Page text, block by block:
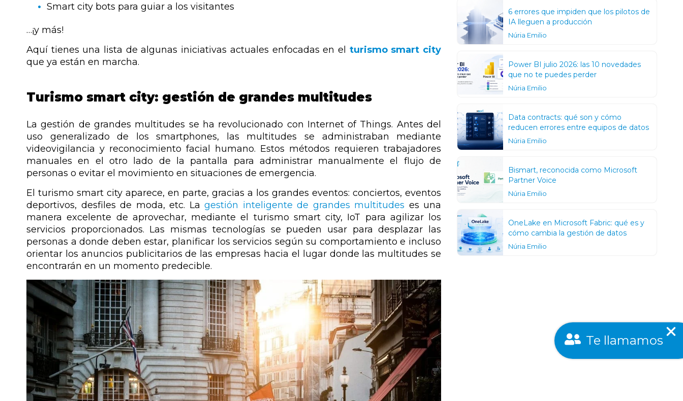
Smart city bots para guiar a los visitantes
…¡y más!
Aquí tienes una lista de algunas iniciativas actuales enfocadas en el turismo smart city
que ya están en marcha.
Turismo smart city: gestión de grandes multitudes
La gestión de grandes multitudes se ha revolucionado con Internet of Things. Antes del
uso generalizado de los smartphones, las multitudes se administraban mediante
videovigilancia y reconocimiento facial humano. Estos métodos requieren trabajadores
manuales en el otro lado de la pantalla para administrar manualmente el flujo de
personas o evitar el movimiento en situaciones de emergencia.
El turismo smart city aparece, en parte, gracias a los grandes eventos: conciertos, eventos
deportivos, desfiles de moda, etc. Lagestión inteligente de grandes multitudes es una
manera excelente de aprovechar, mediante el turismo smart city, IoT para agilizar los
servicios proporcionados. Las mismas tecnologías se pueden usar para desplazar las
personas a donde deben estar, planificar los servicios según su comportamiento e incluso
orientar los anuncios publicitarios de las empresas hacia el lugar donde las multitudes se
encontrarán en un momento predecible.
6 errores que impiden que los pilotos de
IA lleguen a producción
Núria Emilio
Power BI julio 2026: las 10 novedades
que no te puedes perder
Núria Emilio
Data contracts: qué son y cómo
reducen errores entre equipos de datos
Núria Emilio
Bismart, reconocida como Microsoft
Partner Voice
Núria Emilio
OneLake en Microsoft Fabric: qué es y
cómo cambia la gestión de datos
Núria Emilio
Te llamamos